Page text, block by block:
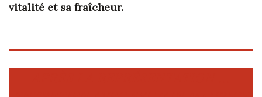
vitalité et sa fraîcheur.